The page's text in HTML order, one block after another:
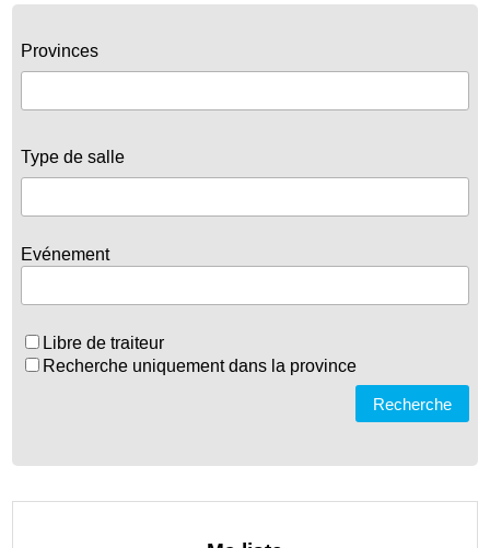
Provinces
Type de salle
Evénement
Libre de traiteur
Recherche uniquement dans la province
Recherche